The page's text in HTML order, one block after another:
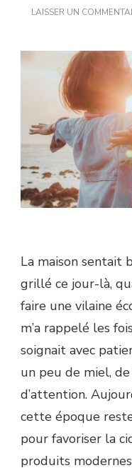
LAISSER UN
La maison sentait
grillé ce jour-là,
faire une vilaine
m’a rappelé les
soignait avec
un peu de miel,
d’attention.
cette époque
pour favoriser la
produits